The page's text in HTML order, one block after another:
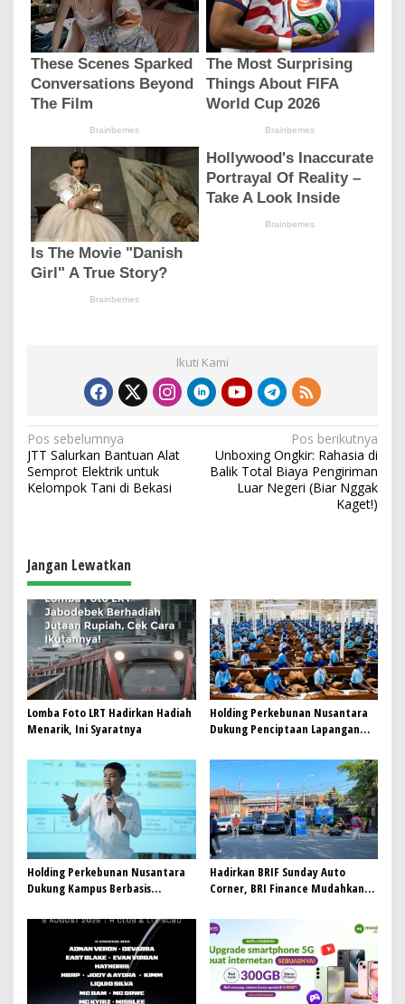
Ikuti Kami
N
a
v
a
s
i
p
o
s
Pos sebelumnya
JTT Salurkan Bantuan Alat
Semprot Elektrik untuk
Kelompok Tani di Bekasi
Pos berikutnya
Unboxing Ongkir: Rahasia di
Balik Total Biaya Pengiriman
Luar Negeri (Biar Nggak
Kaget!)
Jangan Lewatkan
Lomba Foto LRT Hadirkan Hadiah
Menarik, Ini Syaratnya
Holding Perkebunan Nusantara
Dukung Penciptaan Lapangan
Pekerja di Pabrik Tembakau
Holding Perkebunan Nusantara
Dukung Kampus Berbasis
Jadi Mahasiswa Angkatan
Pertama Magister ITSI
Hadirkan BRIF Sunday Auto
Corner, BRI Finance Mudahkan
Impian